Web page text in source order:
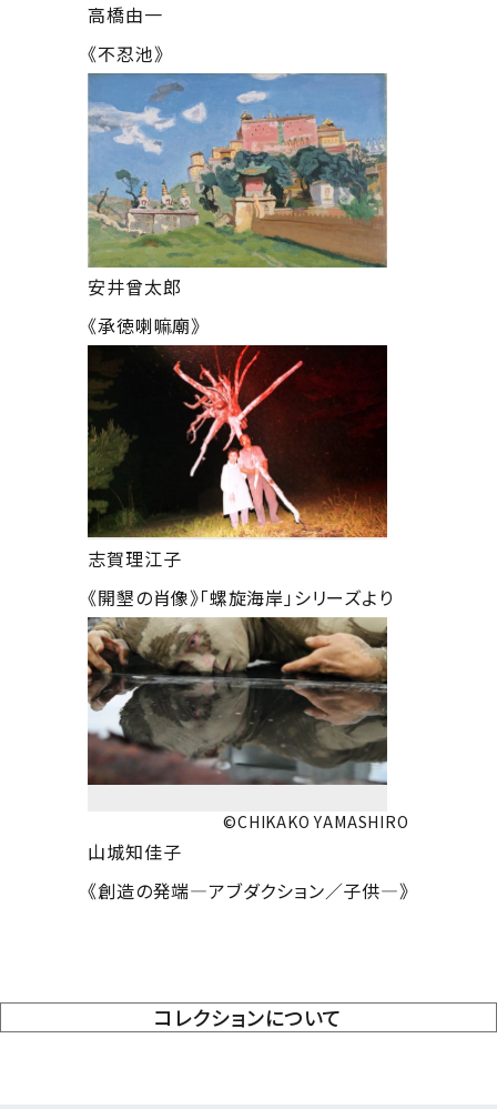
高橋由一
《不忍池》
安井曾太郎
《承徳喇嘛廟》
志賀理江子
《開墾の肖像》「螺旋海岸」シリーズより
©CHIKAKO YAMASHIRO
山城知佳子
《創造の発端―アブダクション／子供―》
コレクションについて